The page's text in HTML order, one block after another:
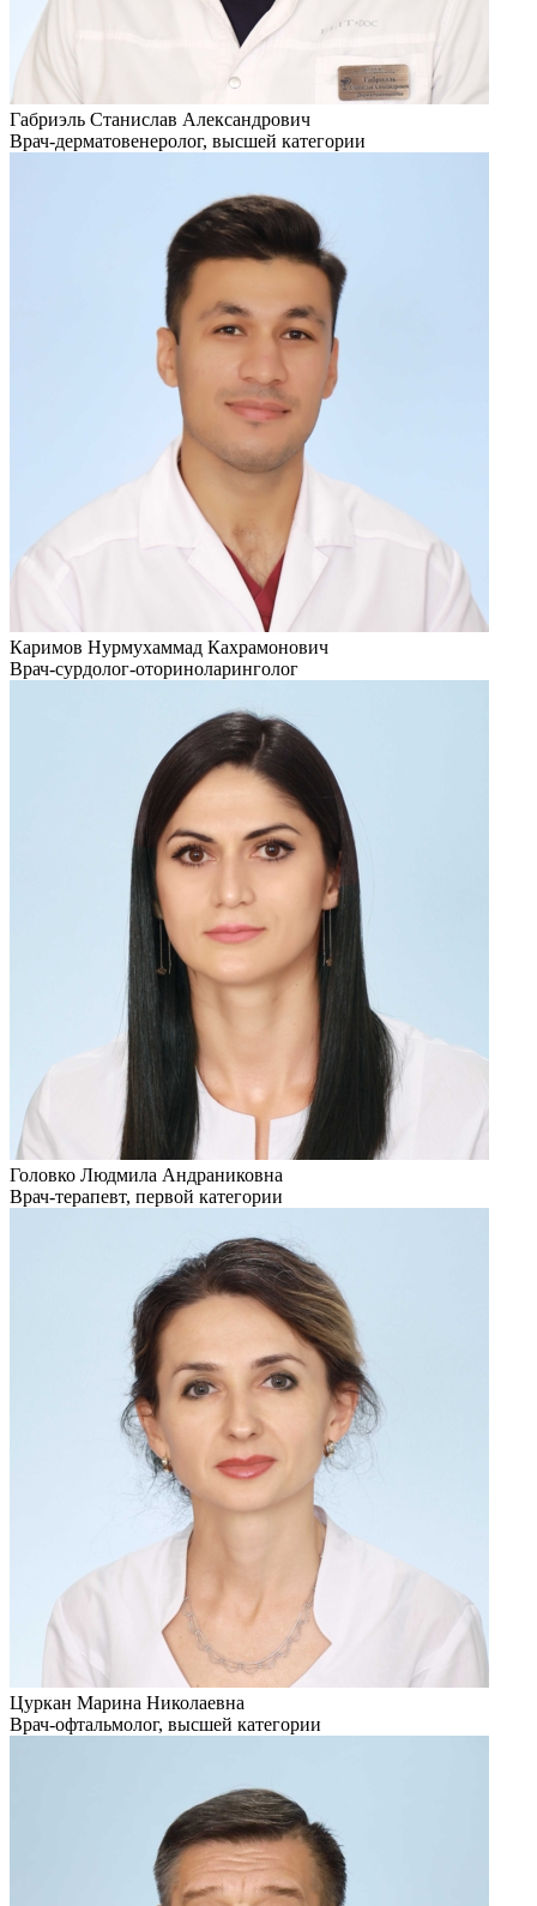
Габриэль Станислав Александрович
Врач-дерматовенеролог, высшей категории
Каримов Нурмухаммад Кахрамонович
Врач-сурдолог-оториноларинголог
Головко Людмила Андраниковна
Врач-терапевт, первой категории
Цуркан Марина Николаевна
Врач-офтальмолог, высшей категории